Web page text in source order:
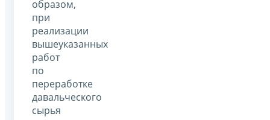
образом,
при
реализации
вышеуказанных
работ
по
переработке
давальческого
сырья